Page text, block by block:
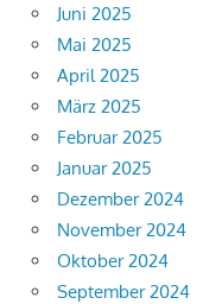
Juni 2025
Mai 2025
April 2025
März 2025
Februar 2025
Januar 2025
Dezember 2024
November 2024
Oktober 2024
September 2024